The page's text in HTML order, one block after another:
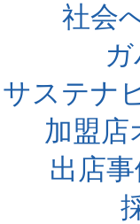
社会
サステナ
加盟店
出店